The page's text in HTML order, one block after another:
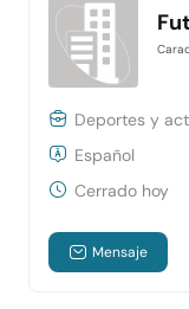
Deportes y
Español
Cerrado hoy
Mensaje